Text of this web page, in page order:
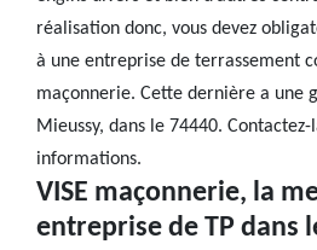
réalisation donc, vous devez
à une entreprise de terrassement
maçonnerie. Cette dernière a une
Mieussy, dans le 74440.
informations.
VISE maçonnerie, la
entreprise de TP dans